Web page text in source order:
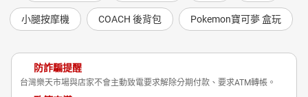
小腿按摩機 COACH 後背包 Pokemon寶可夢 盒玩
防詐騙提醒
台灣樂天市場與店家不會主動致電要求解除分期付款、要求ATM轉帳。